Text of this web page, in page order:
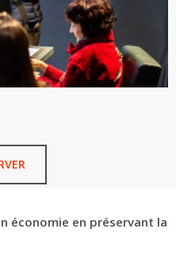
économie en préservant la